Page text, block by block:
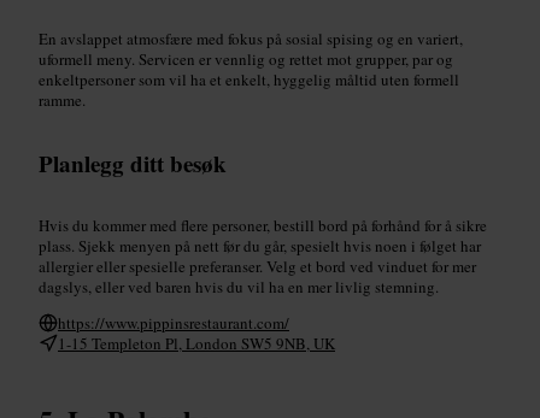
En avslappet atmosfære med fokus på sosial spising og en variert,
uformell meny. Servicen er vennlig og rettet mot grupper, par og
enkeltpersoner som vil ha et enkelt, hyggelig måltid uten formell
ramme.
Planlegg ditt besøk
Hvis du kommer med flere personer, bestill bord på forhånd for å sikre
plass. Sjekk menyen på nett før du går, spesielt hvis noen i følget har
allergier eller spesielle preferanser. Velg et bord ved vinduet for mer
dagslys, eller ved baren hvis du vil ha en mer livlig stemning.
https://www.pippinsrestaurant.com/
1-15 Templeton Pl, London SW5 9NB, UK